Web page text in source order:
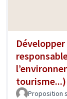
tourisme...)
Proposition